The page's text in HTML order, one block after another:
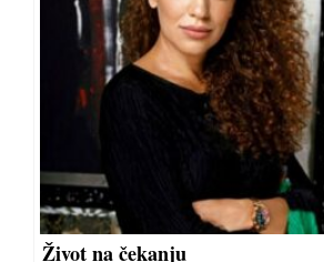
Život na čekanju